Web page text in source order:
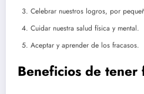
Celebrar nuestros logros, por
Cuidar nuestra salud física y mental.
Aceptar y aprender de los fracasos.
Beneficios de tener